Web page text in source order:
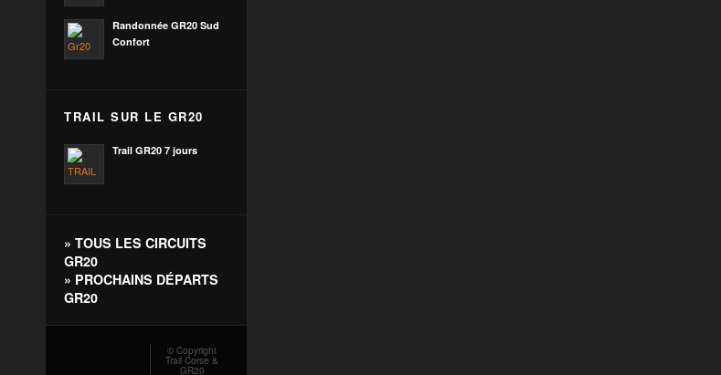
Randonnée GR20 Sud
Confort
TRAIL SUR LE GR20
Trail GR20 7 jours
» TOUS LES CIRCUITS
GR20
» PROCHAINS DÉPARTS
GR20
© Copyright
Trail Corse &
GR20